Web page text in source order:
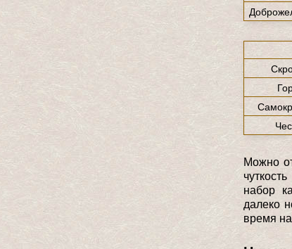
Можно
набор
далеко
время